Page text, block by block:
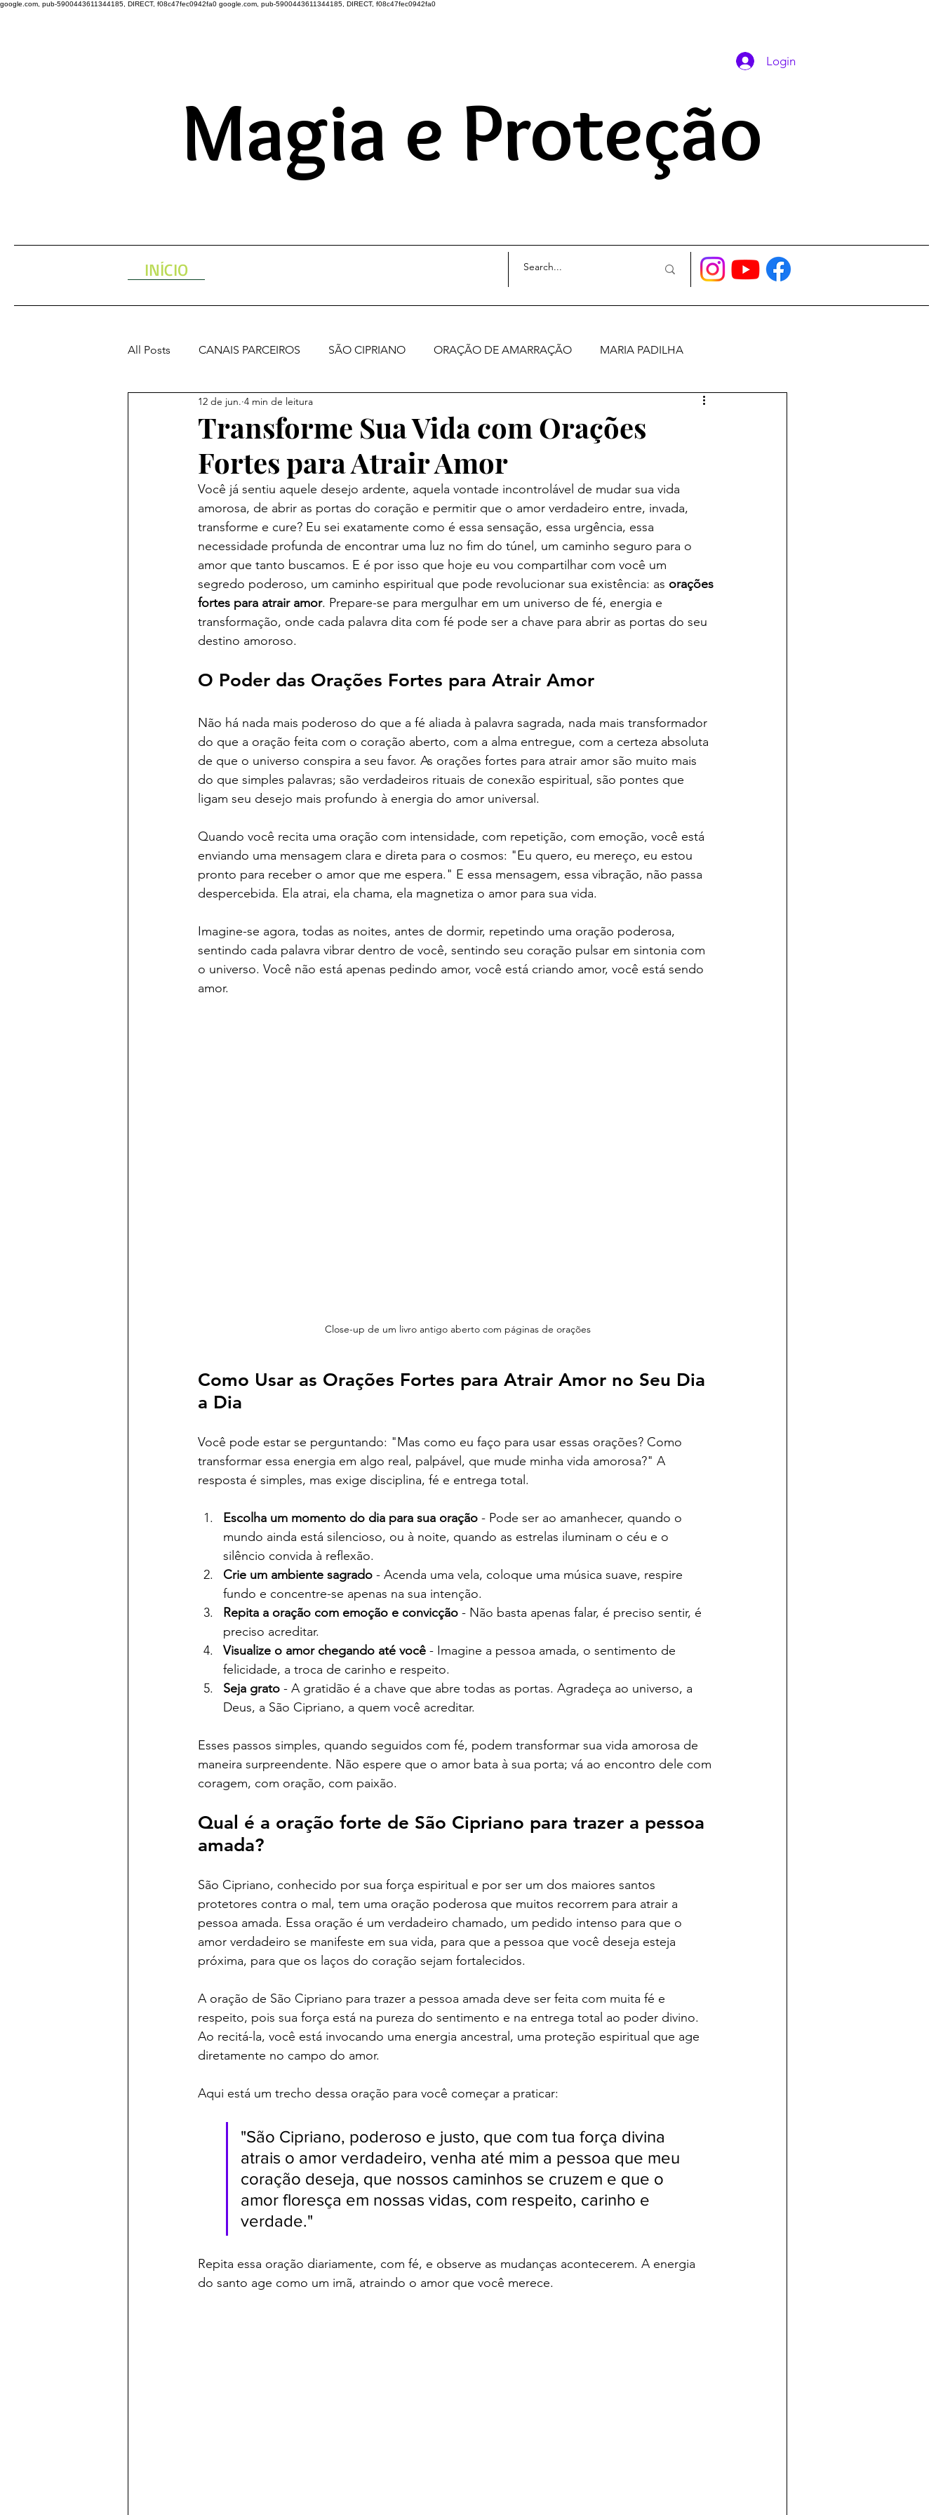
google.com, pub-5900443611344185, DIRECT, f08c47fec0942fa0 google.com, pub-5900443611344185, DIRECT, f08c47fec0942fa0
A ENERGIA DO UNIVERSO ATRAVÉS DAS ORAÇÕES
Magia e Proteção
Login
INÍCIO
All Posts CANAIS PARCEIROS SÃO CIPRIANO ORAÇÃO DE AMARRAÇÃO MARIA PADILHA
ORAÇÕES PODEROSAS
Transforme Sua Vida com Orações
Fortes para Atrair Amor
12 de jun. 4 min de leitura
Você já sentiu aquele desejo ardente, aquela vontade incontrolável de mudar sua vida
amorosa, de abrir as portas do coração e permitir que o amor verdadeiro entre, invada,
transforme e cure? Eu sei exatamente como é essa sensação, essa urgência, essa
necessidade profunda de encontrar uma luz no fim do túnel, um caminho seguro para o
amor que tanto buscamos. E é por isso que hoje eu vou compartilhar com você um
segredo poderoso, um caminho espiritual que pode revolucionar sua existência: as orações
fortes para atrair amor. Prepare-se para mergulhar em um universo de fé, energia e
transformação, onde cada palavra dita com fé pode ser a chave para abrir as portas do seu
destino amoroso.
O Poder das Orações Fortes para Atrair Amor
Não há nada mais poderoso do que a fé aliada à palavra sagrada, nada mais transformador
do que a oração feita com o coração aberto, com a alma entregue, com a certeza absoluta
de que o universo conspira a seu favor. As orações fortes para atrair amor são muito mais
do que simples palavras; são verdadeiros rituais de conexão espiritual, são pontes que
ligam seu desejo mais profundo à energia do amor universal.
Quando você recita uma oração com intensidade, com repetição, com emoção, você está
enviando uma mensagem clara e direta para o cosmos: "Eu quero, eu mereço, eu estou
pronto para receber o amor que me espera." E essa mensagem, essa vibração, não passa
despercebida. Ela atrai, ela chama, ela magnetiza o amor para sua vida.
Imagine-se agora, todas as noites, antes de dormir, repetindo uma oração poderosa,
sentindo cada palavra vibrar dentro de você, sentindo seu coração pulsar em sintonia com
o universo. Você não está apenas pedindo amor, você está criando amor, você está sendo
amor.
Close-up de um livro antigo aberto com páginas de orações
Como Usar as Orações Fortes para Atrair Amor no Seu Dia
a Dia
Você pode estar se perguntando: "Mas como eu faço para usar essas orações? Como
transformar essa energia em algo real, palpável, que mude minha vida amorosa?" A
resposta é simples, mas exige disciplina, fé e entrega total.
Escolha um momento do dia para sua oração - Pode ser ao amanhecer, quando o
mundo ainda está silencioso, ou à noite, quando as estrelas iluminam o céu e o
silêncio convida à reflexão.
Crie um ambiente sagrado - Acenda uma vela, coloque uma música suave, respire
fundo e concentre-se apenas na sua intenção.
Repita a oração com emoção e convicção - Não basta apenas falar, é preciso sentir, é
preciso acreditar.
Visualize o amor chegando até você - Imagine a pessoa amada, o sentimento de
felicidade, a troca de carinho e respeito.
Seja grato - A gratidão é a chave que abre todas as portas. Agradeça ao universo, a
Deus, a São Cipriano, a quem você acreditar.
Esses passos simples, quando seguidos com fé, podem transformar sua vida amorosa de
maneira surpreendente. Não espere que o amor bata à sua porta; vá ao encontro dele com
coragem, com oração, com paixão.
Qual é a oração forte de São Cipriano para trazer a pessoa
amada?
São Cipriano, conhecido por sua força espiritual e por ser um dos maiores santos
protetores contra o mal, tem uma oração poderosa que muitos recorrem para atrair a
pessoa amada. Essa oração é um verdadeiro chamado, um pedido intenso para que o
amor verdadeiro se manifeste em sua vida, para que a pessoa que você deseja esteja
próxima, para que os laços do coração sejam fortalecidos.
A oração de São Cipriano para trazer a pessoa amada deve ser feita com muita fé e
respeito, pois sua força está na pureza do sentimento e na entrega total ao poder divino.
Ao recitá-la, você está invocando uma energia ancestral, uma proteção espiritual que age
diretamente no campo do amor.
Aqui está um trecho dessa oração para você começar a praticar:
"São Cipriano, poderoso e justo, que com tua força divina
atrais o amor verdadeiro, venha até mim a pessoa que meu
coração deseja, que nossos caminhos se cruzem e que o
amor floresça em nossas vidas, com respeito, carinho e
verdade."
Repita essa oração diariamente, com fé, e observe as mudanças acontecerem. A energia
do santo age como um imã, atraindo o amor que você merece.